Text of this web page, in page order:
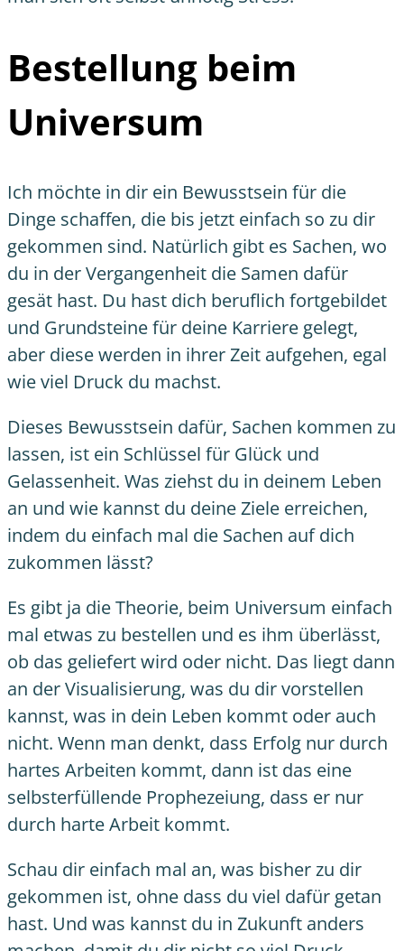
Bestellung beim
Universum
Ich möchte in dir ein Bewusstsein für die
Dinge schaffen, die bis jetzt einfach so zu dir
gekommen sind. Natürlich gibt es Sachen, wo
du in der Vergangenheit die Samen dafür
gesät hast. Du hast dich beruflich fortgebildet
und Grundsteine für deine Karriere gelegt,
aber diese werden in ihrer Zeit aufgehen, egal
wie viel Druck du machst.
Dieses Bewusstsein dafür, Sachen kommen zu
lassen, ist ein Schlüssel für Glück und
Gelassenheit. Was ziehst du in deinem Leben
an und wie kannst du deine Ziele erreichen,
indem du einfach mal die Sachen auf dich
zukommen lässt?
Es gibt ja die Theorie, beim Universum einfach
mal etwas zu bestellen und es ihm überlässt,
ob das geliefert wird oder nicht. Das liegt dann
an der Visualisierung, was du dir vorstellen
kannst, was in dein Leben kommt oder auch
nicht. Wenn man denkt, dass Erfolg nur durch
hartes Arbeiten kommt, dann ist das eine
selbsterfüllende Prophezeiung, dass er nur
durch harte Arbeit kommt.
Schau dir einfach mal an, was bisher zu dir
gekommen ist, ohne dass du viel dafür getan
hast. Und was kannst du in Zukunft anders